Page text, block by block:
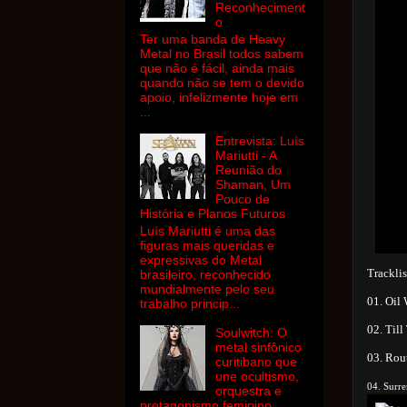
01. Oil
02. Till
03.
04.
Reconheciment
o
Ter uma banda de Heavy
Metal no Brasil todos sabem
que não é fácil, ainda mais
quando não se tem o devido
apoio, infelizmente hoje em
Entrevista: Luís
Mariutti - A
Reunião do
Shaman, Um
Pouco de
História e Planos Futuros
Luís Mariutti é uma das
figuras mais queridas e
expressivas do Metal
brasileiro, reconhecido
mundialmente pelo seu
trabalho princip...
Soulwitch: O
metal sinfônico
curitibano que
une ocultismo,
orquestra e